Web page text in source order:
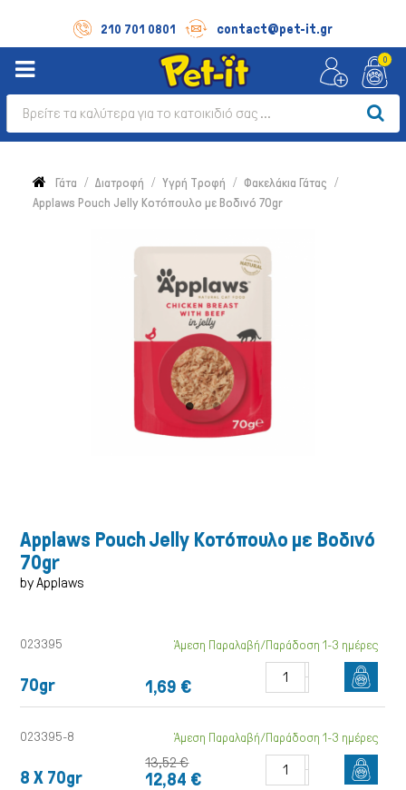
210 701 0801 contact@pet-it.gr
0
Γάτα Διατροφή Υγρή Τροφή
Φακελάκια Γάτας
Applaws Pouch Jelly Κοτόπουλο με Βοδινό 70gr
Applaws Pouch Jelly Κοτόπουλο με Βοδινό
70gr
by Applaws
70gr
023395 Άμεση Παραλαβή/Παράδοση 1-3 ημέρες
1,69 €
8 X 70gr
023395-8 Άμεση Παραλαβή/Παράδοση 1-3 ημέρες
13,52 €
12,84 €